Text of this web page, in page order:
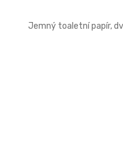
Jemný toaletní papír,